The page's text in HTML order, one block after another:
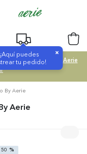
¡Aquí puedes
tu pedido!
×
SALE|Comprar Aerie
By Aerie
Aerie
50 %